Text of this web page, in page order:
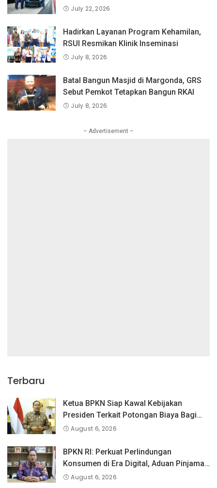
Indonesia yang Dipercaya Lebih dari 1,3
July 22, 2026
Hadirkan Layanan Program Kehamilan,
RSUI Resmikan Klinik Inseminasi
July 8, 2026
Batal Bangun Masjid di Margonda, GRS
Sebut Pemkot Tetapkan Bangun RKAI
July 8, 2026
– Advertisement –
Terbaru
Ketua BPKN Siap Kawal Kebijakan
Presiden Terkait Potongan Biaya Bagi
Penyandang Disabilitas
August 6, 2026
BPKN RI: Perkuat Perlindungan
Konsumen di Era Digital, Aduan Pinjaman
Online Masih Menjadi Perhatian Serius
August 6, 2026